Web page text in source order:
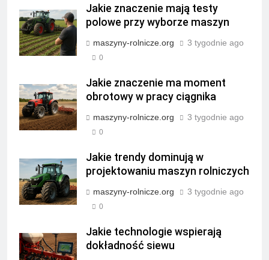
Jakie znaczenie mają testy
polowe przy wyborze maszyn
maszyny-rolnicze.org 3 tygodnie ago
0
Jakie znaczenie ma moment
obrotowy w pracy ciągnika
maszyny-rolnicze.org 3 tygodnie ago
0
Jakie trendy dominują w
projektowaniu maszyn rolniczych
maszyny-rolnicze.org 3 tygodnie ago
0
Jakie technologie wspierają
dokładność siewu